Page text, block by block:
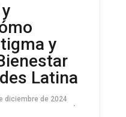
y
Latina
diciembre de 2024